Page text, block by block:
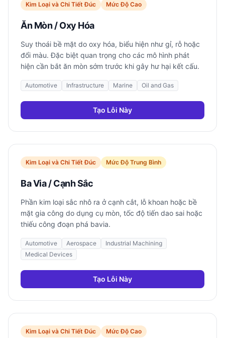
Kim Loại và Chi Tiết Đúc Mức Độ Cao
Ăn Mòn / Oxy Hóa
Suy thoái bề mặt do oxy hóa, biểu hiện như gỉ, rỗ hoặc
đổi màu. Đặc biệt quan trọng cho các mô hình phát
hiện cần bắt ăn mòn sớm trước khi gây hư hại kết cấu.
Automotive Infrastructure Marine Oil and Gas
Tạo Lỗi Này
Kim Loại và Chi Tiết Đúc Mức Độ Trung Bình
Ba Via / Cạnh Sắc
Phần kim loại sắc nhô ra ở cạnh cắt, lỗ khoan hoặc bề
mặt gia công do dụng cụ mòn, tốc độ tiến dao sai hoặc
thiếu công đoạn phá bavia.
Automotive Aerospace
Industrial Machining
Medical Devices
Tạo Lỗi Này
Kim Loại và Chi Tiết Đúc Mức Độ Cao